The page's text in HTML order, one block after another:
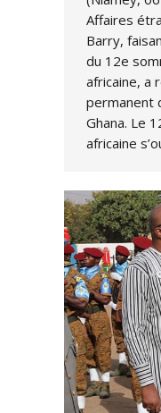
Affaires
Barry,
du 12e
africaine, a
permanent
Ghana. Le
africaine